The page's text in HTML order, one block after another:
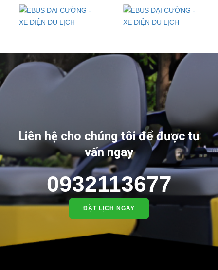
Liên hệ cho chúng tôi để được tư
vấn ngay
0932113677
ĐẶT LỊCH NGAY